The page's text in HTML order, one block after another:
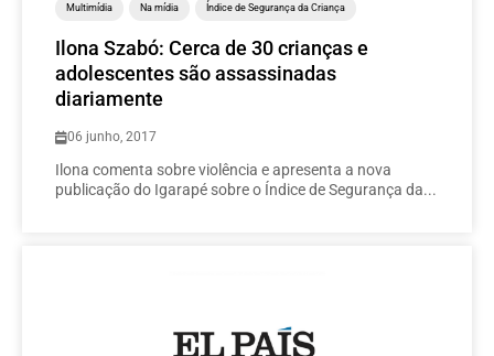
Multimídia Na mídia Índice de Segurança da Criança
Ilona Szabó: Cerca de 30 crianças e
adolescentes são assassinadas
diariamente
06 junho, 2017
Ilona comenta sobre violência e apresenta a nova
publicação do Igarapé sobre o Índice de Segurança da...